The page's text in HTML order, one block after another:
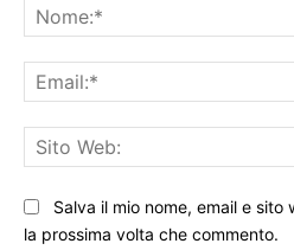
Salva il mio nome, email e
la prossima volta che commento.